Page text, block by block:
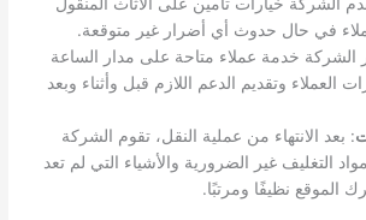
في حال حدوث أي أضرار غير متوقعة.
الشركة خدمة عملاء متاحة على مدار الساعة
العملاء وتقديم الدعم اللازم قبل وأثناء وبعد
: بعد الانتهاء من عملية النقل، تقوم الشركة
التغليف غير الضرورية والأشياء التي لم تعد
الموقع نظيفًا ومرتبًا.